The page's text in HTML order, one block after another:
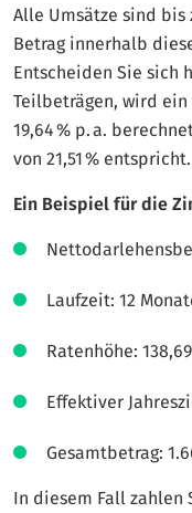
Alle Umsätze sind bis
Betrag innerhalb
Entscheiden Sie sich
Teilbeträgen, wird
19,64 % p. a.
von 21,51 % entspricht.
Ein Beispiel für die
Laufzeit: 12
Ratenhöhe:
Effektiver
Gesamtbetrag:
In diesem Fall zahlen